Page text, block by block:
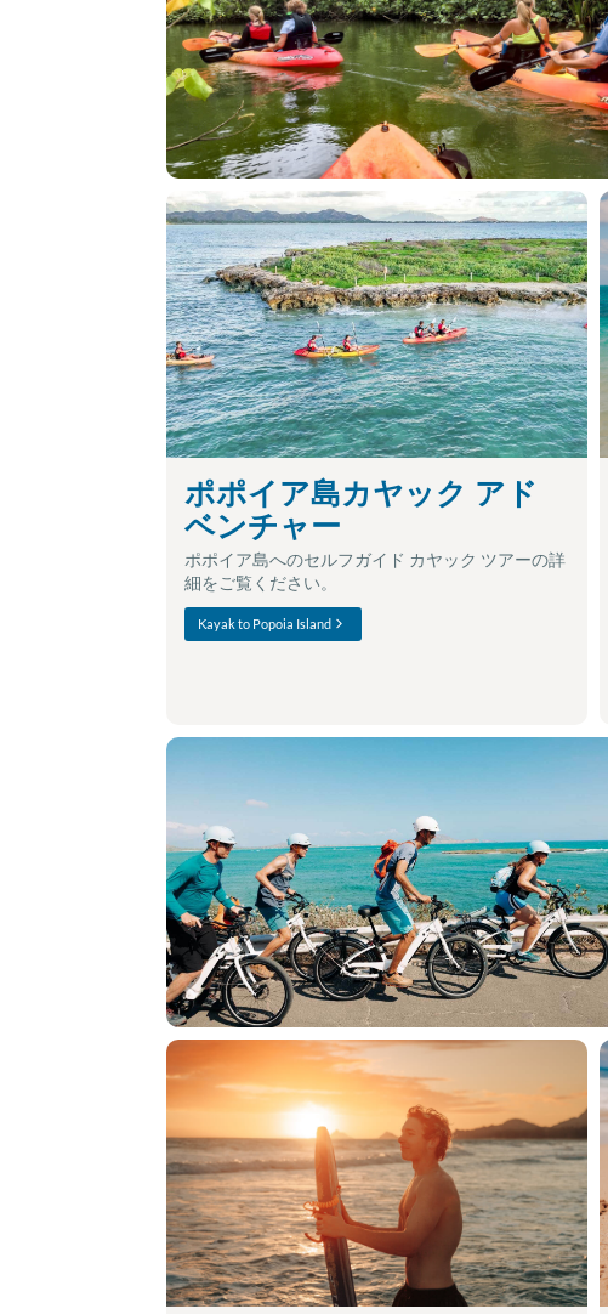
ポポイア島カヤック アド
ベンチャー
ポポイア島へのセルフガイド カヤック ツアーの詳
細をご覧ください。
Kayak to Popoia Island